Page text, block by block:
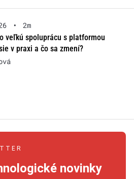
•
2m
veľkú spoluprácu s platformou
v praxi a čo sa zmení?
novinky